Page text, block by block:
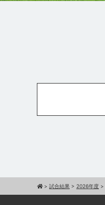
> 試合結果 > 2026年度 >